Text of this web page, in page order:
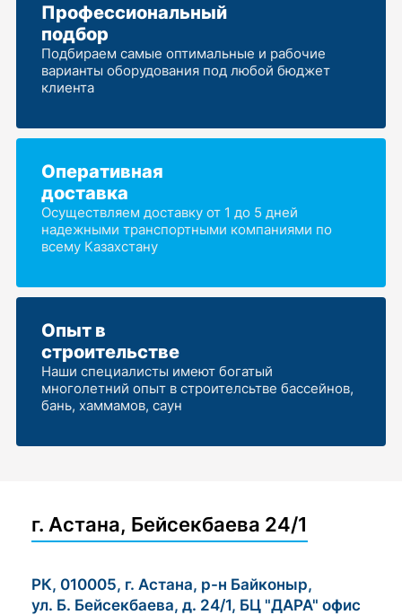
Профессиональный
подбор
Подбираем самые оптимальные и рабочие
варианты оборудования под любой бюджет
клиента
Оперативная
доставка
Осуществляем доставку от 1 до 5 дней
надежными транспортными компаниями по
всему Казахстану
Опыт в
строительстве
Наши специалисты имеют богатый
многолетний опыт в строителсьтве бассейнов,
бань, хаммамов, саун
г. Астана, Бейсекбаева 24/1
РК, 010005, г. Астана, р-н Байконыр,
ул. Б. Бейсекбаева, д. 24/1, БЦ "ДАРА" офис